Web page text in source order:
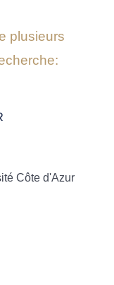
plusieurs
Côte d'Azur